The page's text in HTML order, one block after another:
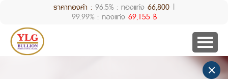
ราคาทองคำ :96.5% : ทองแท่ง 66,800 |
99.99% : ทองแท่ง 69,155 ฿